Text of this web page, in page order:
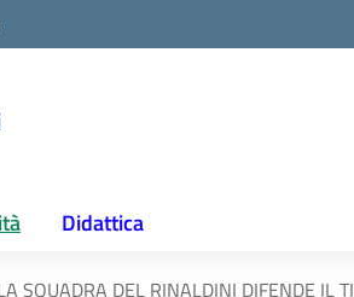
Didattica
SQUADRA DEL RINALDINI DIFENDE IL